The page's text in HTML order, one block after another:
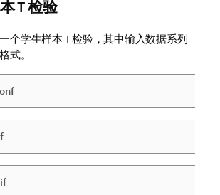
T 检验
个学生样本 T 检验，其中输入数据系列
式。